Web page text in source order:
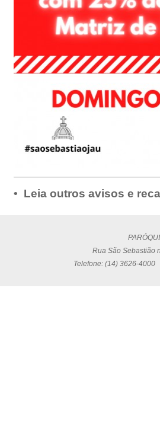
• Leia outros avisos e
Rua São Sebastião
Telefone: (14) 3626-